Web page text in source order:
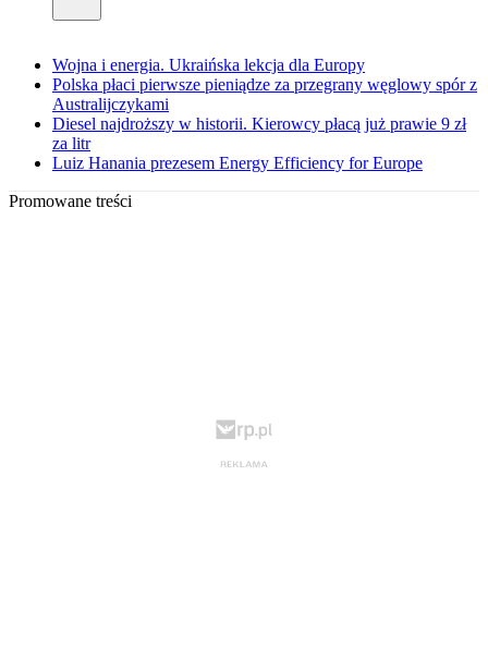
Wojna i energia. Ukraińska lekcja dla Europy
Polska płaci pierwsze pieniądze za przegrany węglowy spór z
Australijczykami
Diesel najdroższy w historii. Kierowcy płacą już prawie 9 zł
za litr
Luiz Hanania prezesem Energy Efficiency for Europe
Promowane treści